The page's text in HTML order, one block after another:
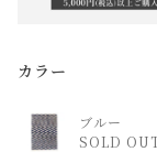
カラー
ブルー
SOLD